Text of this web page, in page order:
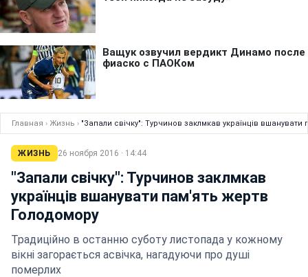
Главная › Жизнь › "Запали свічку": Турчинов заклмкав українців
ЖИЗНЬ 26 ноября 2016 · 14:44
"Запали свічку": Турчинов заклмкав
українців вшанувати пам'ять жертв
Голодомору
Традиційно в останню суботу листопада у кожному
вікні загорається асвічка, нагадуючи про душі
померлих